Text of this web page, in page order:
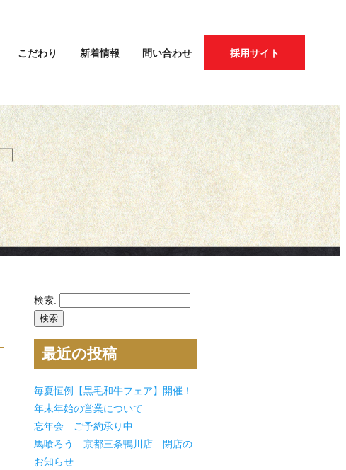
こだわり 新着情報 問い合わせ 採用サイト
検索:
最近の投稿
毎夏恒例【黒毛和牛フェア】開催！
年末年始の営業について
忘年会 ご予約承り中
馬喰ろう 京都三条鴨川店 閉店の
お知らせ